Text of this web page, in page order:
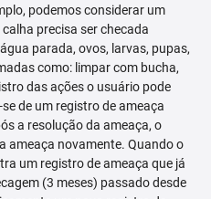
podemos considerar um
precisa ser checada
parada, ovos, larvas, pupas,
como: limpar com bucha,
das ações o usuário pode
de um registro de ameaça
a resolução da ameaça, o
ameaça novamente. Quando o
um registro de ameaça que já
(3 meses) passado desde